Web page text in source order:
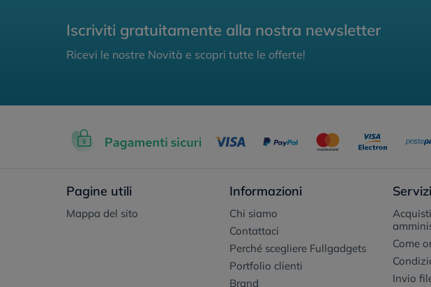
Iscriviti gratuitamente alla nostra newsletter
Ricevi le nostre Novità e scopri tutte le offerte!
Pagine utili
Mappa del sito
Informazioni
Chi siamo
Contattaci
Perché scegliere Fullgadgets
Portfolio clienti
Brand
Come
Invio